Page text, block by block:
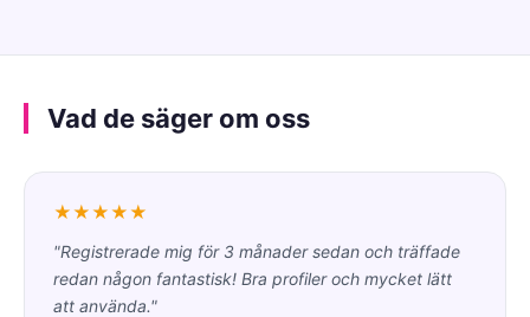
Vad de säger om oss
★★★★★
"Registrerade mig för 3 månader sedan och träffade
redan någon fantastisk! Bra profiler och mycket lätt
att använda."